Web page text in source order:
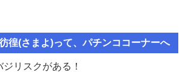
徨(さまよ)って、パチンココーナーへ
リスクがある！